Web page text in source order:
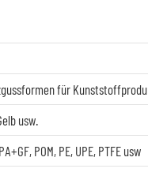
für
usw.
POM, PE, UPE, PTFE usw